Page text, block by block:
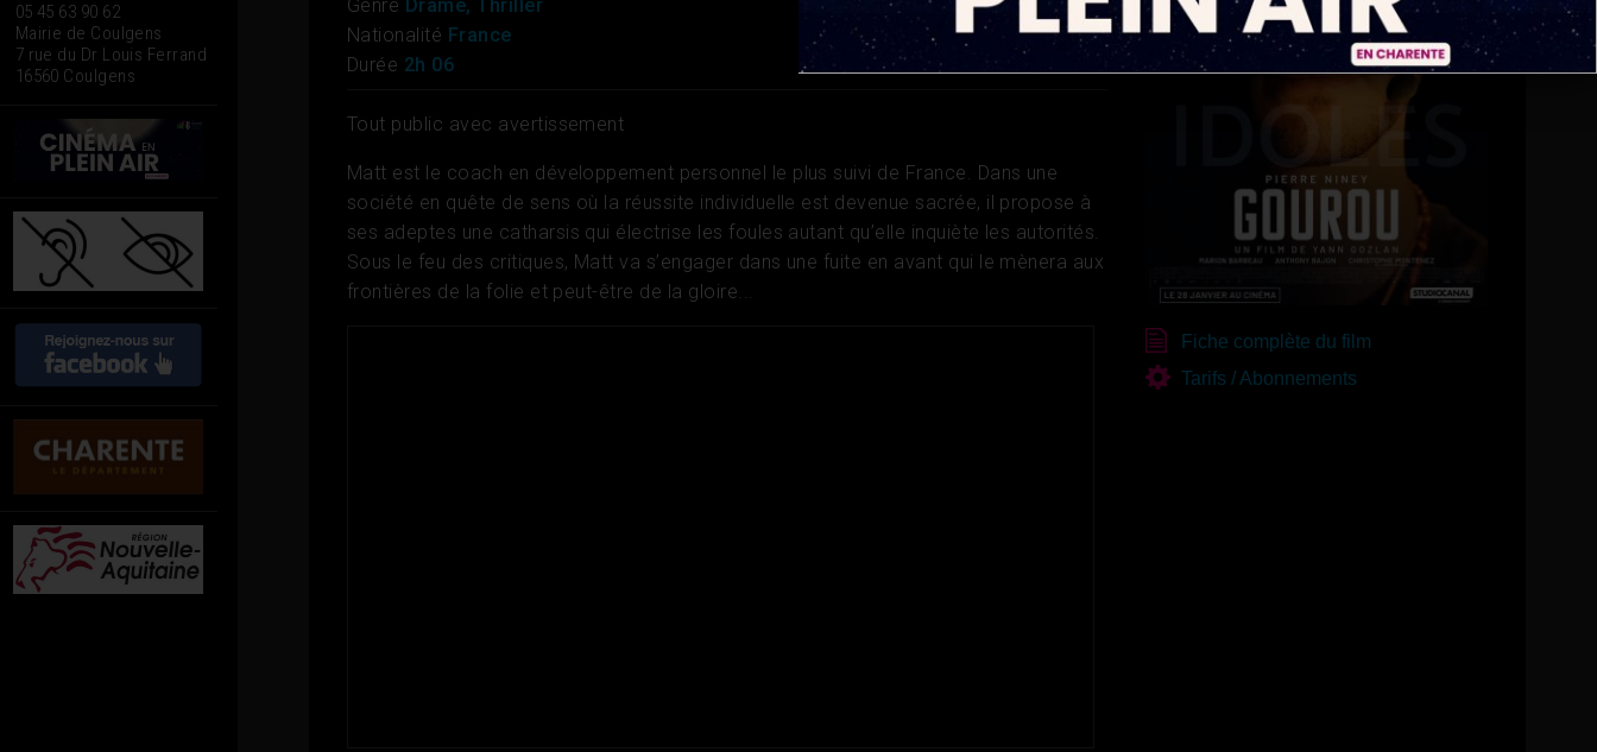
05 45 63 90 62
Mairie de Coulgens
7 rue du Dr Louis Ferrand
16560 Coulgens
Genre Drame, Thriller
Nationalité France
Durée 2h 06
Tout public avec avertissement
Matt est le coach en développement personnel le plus suivi de France. Dans une
société en quête de sens où la réussite individuelle est devenue sacrée, il propose à
ses adeptes une catharsis qui électrise les foules autant qu’elle inquiète les autorités.
Sous le feu des critiques, Matt va s’engager dans une fuite en avant qui le mènera aux
frontières de la folie et peut-être de la gloire...
Fiche complète du film
Tarifs / Abonnements